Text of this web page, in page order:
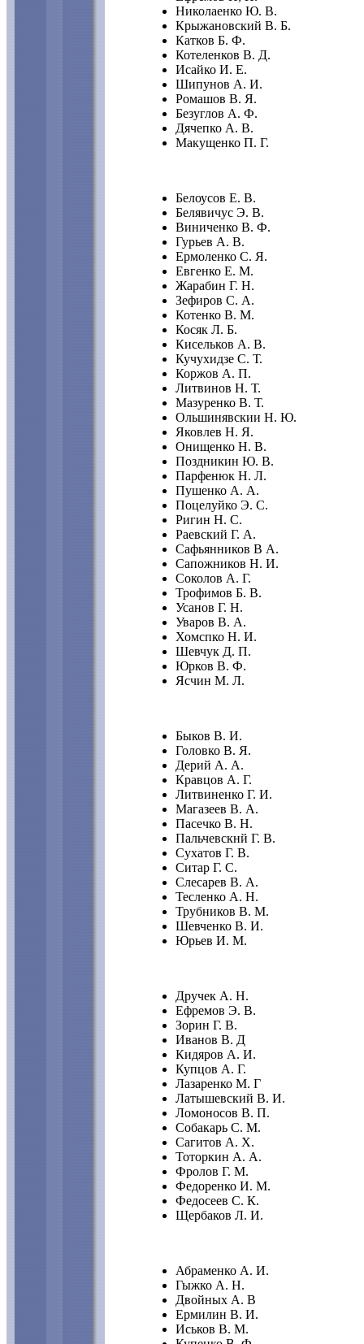
Николаенко Ю. В.
Крыжановский В. Б.
Катков Б. Ф.
Котеленков В. Д.
Исайко И. Е.
Шипунов А. И.
Ромашов В. Я.
Безуглов А. Ф.
Дячепко А. В.
Макущенко П. Г.
Белоусов Е. В.
Белявичус Э. В.
Виниченко В. Ф.
Гурьев А. В.
Ермоленко С. Я.
Евгенко Е. М.
Жарабин Г. Н.
Зефиров С. А.
Котенко В. М.
Косяк Л. Б.
Кисельков А. В.
Кучухидзе С. Т.
Коржов А. П.
Литвинов Н. Т.
Мазуренко В. Т.
Ольшинявскии Н. Ю.
Яковлев Н. Я.
Онищенко Н. В.
Поздникин Ю. В.
Парфенюк Н. Л.
Пушенко А. А.
Поцелуйко Э. С.
Ригин Н. С.
Раевский Г. А.
Сафьянников В А.
Сапожников Н. И.
Соколов А. Г.
Трофимов Б. В.
Усанов Г. Н.
Уваров В. А.
Хомспко Н. И.
Шевчук Д. П.
Юрков В. Ф.
Ясчин М. Л.
Быков В. И.
Головко В. Я.
Дерий А. А.
Кравцов А. Г.
Литвиненко Г. И.
Магазеев В. А.
Пасечко В. Н.
Пальчевскнй Г. В.
Сухатов Г. В.
Ситар Г. С.
Слесарев В. А.
Тесленко А. Н.
Трубников В. М.
Шевченко В. И.
Юрьев И. М.
Дручек А. Н.
Ефремов Э. В.
Зорин Г. В.
Иванов В. Д
Кидяров А. И.
Купцов А. Г.
Лазаренко М. Г
Латышевский В. И.
Ломоносов В. П.
Собакарь С. М.
Сагитов А. X.
Тоторкин А. А.
Фролов Г. М.
Федоренко И. М.
Федосеев С. К.
Щербаков Л. И.
Абраменко А. И.
Гыжко А. Н.
Двойных А. В
Ермилин В. И.
Иськов В. М.